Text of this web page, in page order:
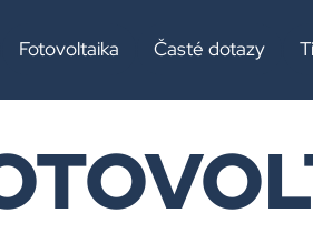
Fotovoltaika Časté dotazy